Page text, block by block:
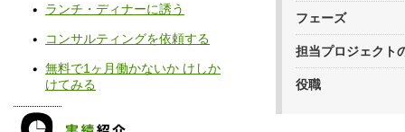
フェーズ
担当プロジェクト
役職
ランチ・ディナーに誘う
コンサルティングを依頼する
無料で1ヶ月働かないか けしか
けてみる